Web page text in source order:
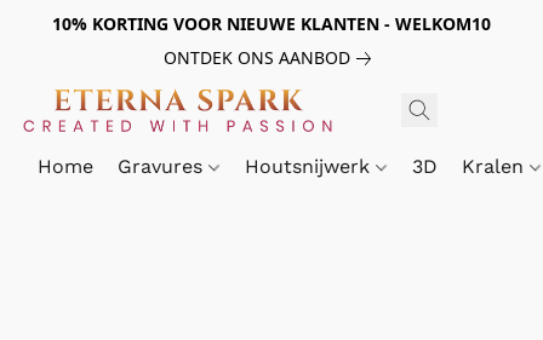
10% KORTING VOOR NIEUWE KLANTEN - WELKOM10
ONTDEK ONS AANBOD
Home Gravures Houtsnijwerk 3D Kralen